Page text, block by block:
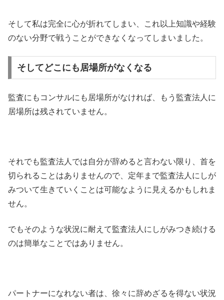
そして私は完全に心が折れてしまい、これ以上知識や経験
のない分野で戦うことができなくなってしまいました。
そしてどこにも居場所がなくなる
監査にもコンサルにも居場所がなければ、もう監査法人に
居場所は残されていません。
それでも監査法人では自分が辞めると言わない限り、首を
切られることはありませんので、定年まで監査法人にしが
みついて生きていくことは可能なように見えるかもしれま
せん。
でもそのような状況に耐えて監査法人にしがみつき続ける
のは簡単なことではありません。
パートナーになれない者は、徐々に辞めざるを得ない状況